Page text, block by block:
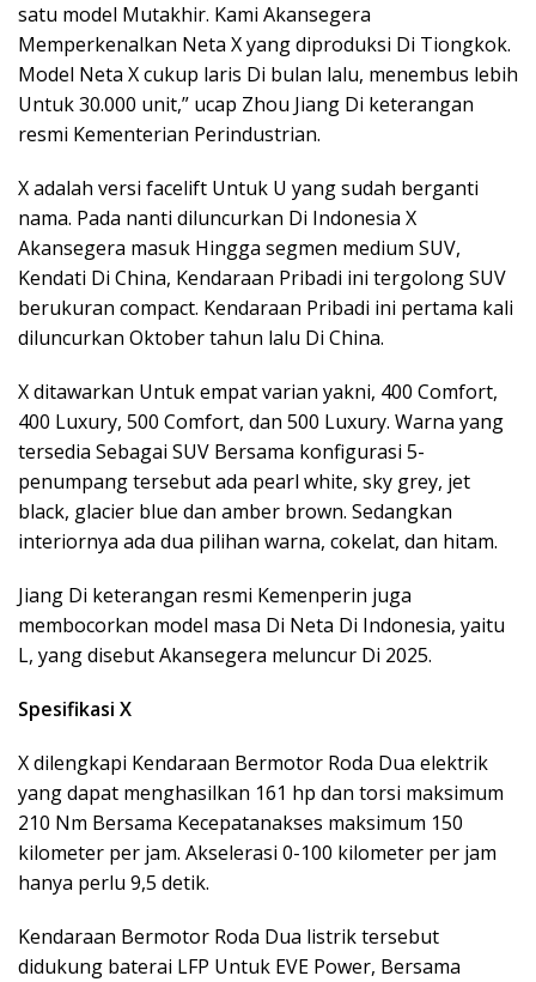
satu model Mutakhir. Kami Akansegera
Memperkenalkan Neta X yang diproduksi Di Tiongkok.
Model Neta X cukup laris Di bulan lalu, menembus lebih
Untuk 30.000 unit,” ucap Zhou Jiang Di keterangan
resmi Kementerian Perindustrian.
X adalah versi facelift Untuk U yang sudah berganti
nama. Pada nanti diluncurkan Di Indonesia X
Akansegera masuk Hingga segmen medium SUV,
Kendati Di China, Kendaraan Pribadi ini tergolong SUV
berukuran compact. Kendaraan Pribadi ini pertama kali
diluncurkan Oktober tahun lalu Di China.
X ditawarkan Untuk empat varian yakni, 400 Comfort,
400 Luxury, 500 Comfort, dan 500 Luxury. Warna yang
tersedia Sebagai SUV Bersama konfigurasi 5-
penumpang tersebut ada pearl white, sky grey, jet
black, glacier blue dan amber brown. Sedangkan
interiornya ada dua pilihan warna, cokelat, dan hitam.
Jiang Di keterangan resmi Kemenperin juga
membocorkan model masa Di Neta Di Indonesia, yaitu
L, yang disebut Akansegera meluncur Di 2025.
Spesifikasi X
X dilengkapi Kendaraan Bermotor Roda Dua elektrik
yang dapat menghasilkan 161 hp dan torsi maksimum
210 Nm Bersama Kecepatanakses maksimum 150
kilometer per jam. Akselerasi 0-100 kilometer per jam
hanya perlu 9,5 detik.
Kendaraan Bermotor Roda Dua listrik tersebut
didukung baterai LFP Untuk EVE Power, Bersama